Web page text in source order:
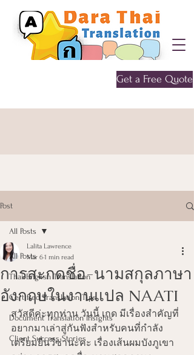
Get a Free Quote
Post
All Posts
Thai-English Translation
Certified Translation Tips
Document Translation Insights
Client Success Stories
All Posts
การสะกดชื่อ-นามสกุลภาษา
อังกฤษในงานแปล NAATI
Lalita Lawrence
Mar 61 min read
สวัสดีค่ะทุกท่าน วันนี้ เกด มีเรื่องสำคัญที่
อยากมาเล่าสู่กันฟังสำหรับคนที่กำลัง
เตรียมยื่นวีซ่านะคะ เรื่องเส้นผมบังภูเขา